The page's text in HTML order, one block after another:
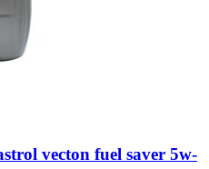
vecton fuel saver 5w-